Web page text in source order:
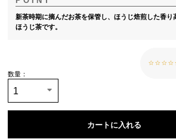
新茶時期に摘んだお茶を保管し、ほうじ焙煎した香り
ほうじ茶です。
カートに入れる